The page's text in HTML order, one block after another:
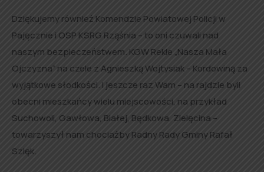
Dziękujemy również Komendzie Powiatowej Policji w
Pajęcznie i OSP KSRG Rząśnia – to oni czuwali nad
naszym bezpieczeństwem. KGW Rekle „Nasza Mała
Ojczyzna” na czele z Agnieszką Wojtysiak – Kordowiną za
wyjątkowe słodkości. I jeszcze raz Wam – na rajdzie byli
obecni mieszkańcy wielu miejscowości, na przykład
Suchowoli, Gawłowa, Białej, Będkowa, Zielęcina –
towarzyszył nam chociażby Radny Rady Gminy Rafał
Szlęk.